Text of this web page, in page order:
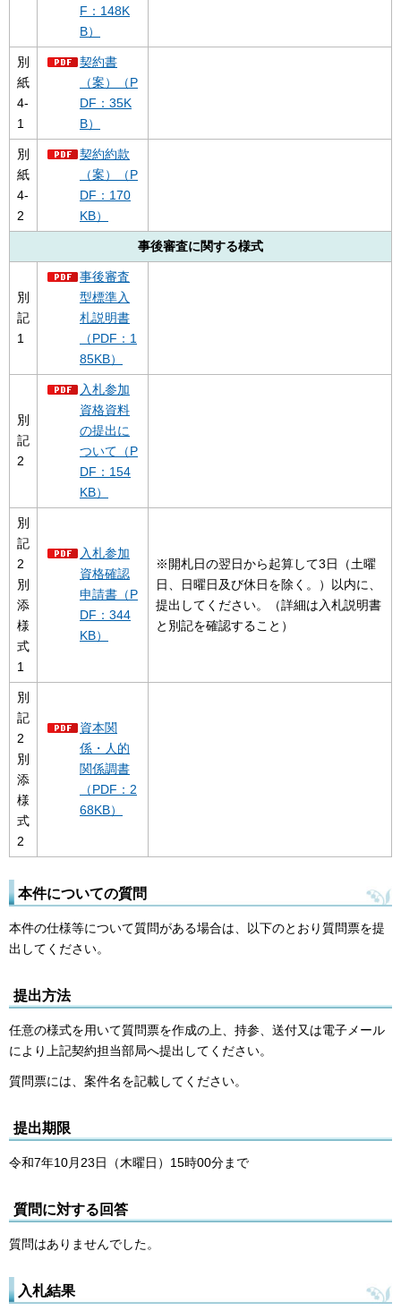
F：148K
B）
別
紙
4-
1
契約書
（案）（P
DF：35K
B）
別
紙
4-
2
契約約款
（案）（P
DF：170
KB）
事後審査に関する様式
別
記
1
事後審査
型標準入
札説明書
（PDF：1
85KB）
別
記
2
入札参加
資格資料
の提出に
ついて（P
DF：154
KB）
別
記
2
別
添
様
式
1
入札参加
資格確認
申請書（P
DF：344
KB）
※開札日の翌日から起算して3日（土曜
日、日曜日及び休日を除く。）以内に、
提出してください。（詳細は入札説明書
と別記を確認すること）
別
記
2
別
添
様
式
2
資本関
係・人的
関係調書
（PDF：2
68KB）
本件についての質問
本件の仕様等について質問がある場合は、以下のとおり質問票を提
出してください。
提出方法
任意の様式を用いて質問票を作成の上、持参、送付又は電子メール
により上記契約担当部局へ提出してください。
質問票には、案件名を記載してください。
提出期限
令和7年10月23日（木曜日）15時00分まで
質問に対する回答
質問はありませんでした。
入札結果